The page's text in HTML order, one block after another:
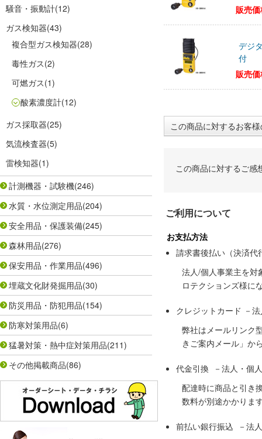
騒音・振動計(12)
ガス検知器(43)
複合型ガス検知器(28)
毒性ガス(2)
可燃ガス(1)
酸素濃度計(12)
ガス採取器(25)
気流検査器(5)
雷検知器(1)
計測機器・試験機(246)
水質・水位測定用品(204)
安全用品・保護装備(245)
森林用品(276)
保安用品・作業用品(496)
埋蔵文化財発掘用品(30)
防災用品・防犯用品(154)
防寒対策用品(6)
猛暑対策・熱中症対策用品(211)
その他掲載商品(86)
販売
デジ
付
販売
この商品に対するお客
この商品に対するご感
ご利用について
お支払方法
請求書後払い（決済代
法人/個人事業主を対
ロテクションズ様に
クレジットカード －
弊社はメールリンク
きご案内メール」か
代金引換 －法人・個
配達時に商品と引き
数料が別途かかりま
前払い銀行振込 －法